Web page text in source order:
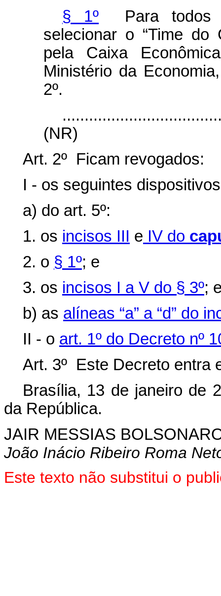
§ 1º Para todos
selecionar o “Time do
pela Caixa
Ministério da
2º.
(NR)
Art. 2º Ficam revogados:
I - os seguintes
a) do art. 5º:
1. os incisos III e IV do
2. o § 1º; e
3. os incisos I a V do § 3º;
b) as alíneas “a” a “d” do
II - o art. 1º do Decreto nº
Art. 3º Este Decreto entra
Brasília, 13 de janeiro de
da República.
JAIR MESSIAS
João Inácio Ribeiro Roma
Este texto não substitui o